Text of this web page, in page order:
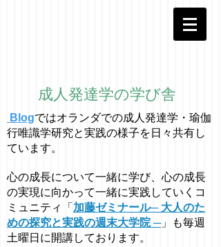
成人発達学の学び舎
Blogではオラ ンダでの成人発達学・ 瑜伽
行唯識学研究と実践の様子を日々共有し
ています。
心の成長について一緒に学び、心の成長
の実現に向かって一緒に実践していくコ
ミュニティ「 加藤ゼミナール─ 大人のた
めの探究と実践の週末大学院 ─」も毎週
土曜日に開講しております。